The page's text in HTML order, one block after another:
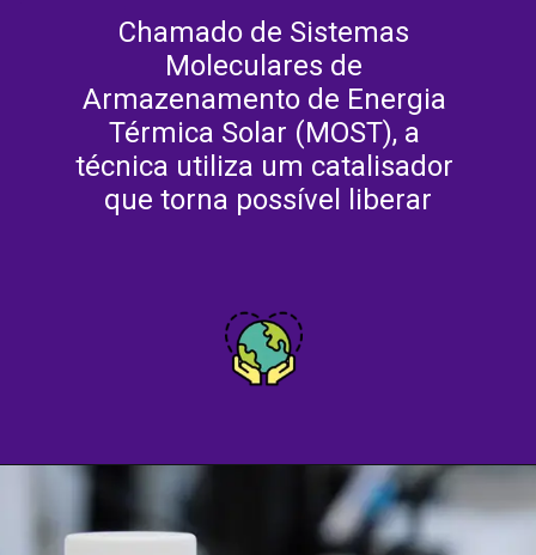
Chamado de Sistemas
Moleculares de
Armazenamento de Energia
Térmica Solar (MOST), a
técnica utiliza um catalisador
que torna possível liberar